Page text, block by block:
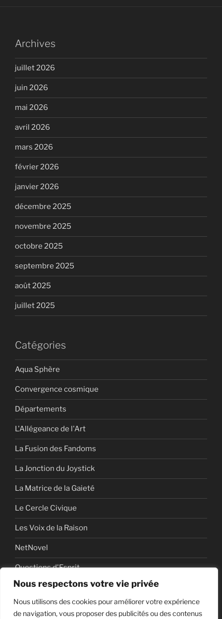
Nous respectons votre vie privée
Nous utilisons des cookies pour améliorer votre expérience
de navigation, vous proposer des publicités ou des contenus
Archives
juillet 2026
juin 2026
mai 2026
avril 2026
mars 2026
février 2026
janvier 2026
décembre 2025
novembre 2025
octobre 2025
septembre 2025
août 2025
juillet 2025
Catégories
Aqua Sphère
Convergence cosmique
Départements
L'Allégeance de l'Art
La Fusion des Fandoms
La Jonction du Joystick
La Matrice de la Gaieté
Le Cercle Civique
Les Voix de la Raison
NetNovel
Questions d'Esprit
Série
Série vidéo